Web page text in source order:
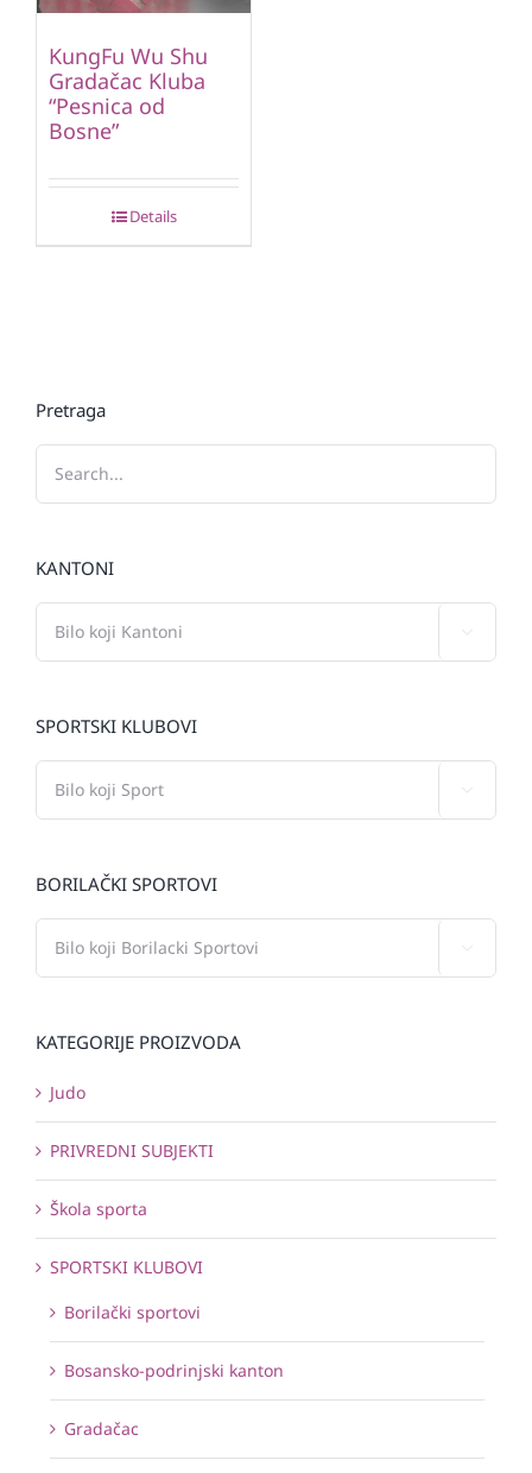
KungFu Wu Shu
Gradačac Kluba
“Pesnica od
Bosne”
Details
Pretraga
KANTONI
SPORTSKI KLUBOVI
BORILAČKI SPORTOVI
KATEGORIJE PROIZVODA
Judo
PRIVREDNI SUBJEKTI
Škola sporta
SPORTSKI KLUBOVI
Borilački sportovi
Bosansko-podrinjski kanton
Gradačac